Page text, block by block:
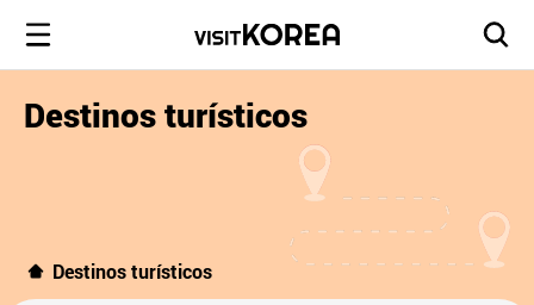
Destinos turísticos
Destinos turísticos